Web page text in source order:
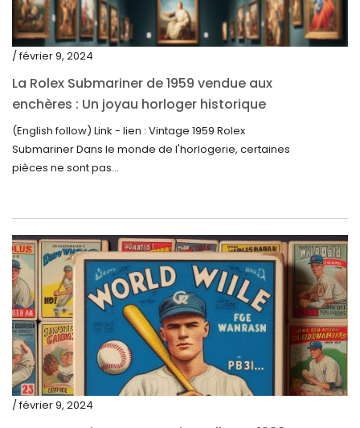
juin 2022
mai 2022
avril 2022
mars 2022
février 2022
décembre 2021
septembre 2021
août 2021
juillet 2021
juin 2021
mai 2021
avril 2021
mars 2021
/ février 9, 2024
La Rolex Submariner de 1959 vendue aux
enchères : Un joyau horloger historique
trouve un nouveau propriétaire pour 60 000
$
(English follow) Link - lien : Vintage 1959 Rolex
Submariner Dans le monde de l'horlogerie, certaines
pièces ne sont pas...
/ février 9, 2024